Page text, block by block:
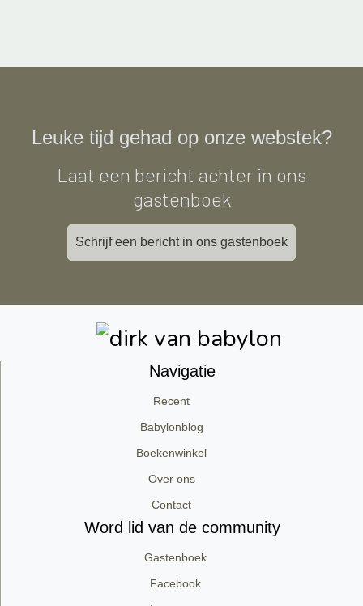
Leuke tijd gehad op onze webstek?
Laat een bericht achter in ons
gastenboek
Schrijf een bericht in ons gastenboek
Navigatie
Recent
Babylonblog
Boekenwinkel
Over ons
Contact
Word lid van de community
Gastenboek
Facebook